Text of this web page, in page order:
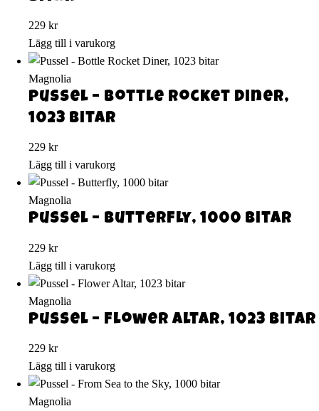
229 kr
Lägg till i varukorg
Magnolia
Pussel – Bottle Rocket Diner,
1023 bitar
229 kr
Lägg till i varukorg
Magnolia
Pussel – Butterfly, 1000 bitar
229 kr
Lägg till i varukorg
Magnolia
Pussel – Flower Altar, 1023 bitar
229 kr
Lägg till i varukorg
Magnolia